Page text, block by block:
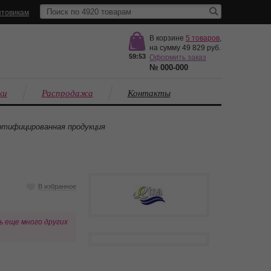
59:53
В корзине 5 товаров,
на сумму 49 829
Оформить заказ
№ 000-000
Распродажа Контакты
продукция
В избранное
еще много других